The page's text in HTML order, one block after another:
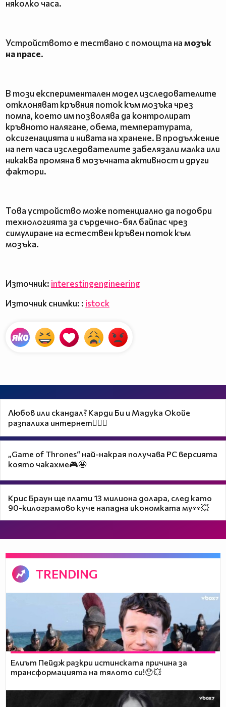
няколко часа.
Устройството е тествано с помощта намозък
на прасе.
В този експериментален модел изследователите
отклоняват кръвния поток към мозъка чрез
помпа, което им позволява да контролират
кръвното налягане, обема, температурата,
оксигенацията и нивата на хранене. В продължение
на пет часа изследователите забелязали малка или
никаква промяна в мозъчната активност и други
фактори.
Това устройство може потенциално да подобри
технологията за сърдечно-бял байпас чрез
симулиране на естествен кръвен поток към
мозъка.
Източник: interestingengineering
Източник снимки: : istock
Любов или скандал? Карди Би и Мадука Окойе
разпалиха интернет❤️‍🔥🔥
„Game of Thrones“ най-накрая получава PC версията
която чакахме🎮🤩
Крис Браун ще плати 13 милиона долара, след като
90-килограмово куче нападна икономката му👀💥
TRENDING
Елиът Пейдж разкри истинската причина за
трансформацията на тялото си!😯💥